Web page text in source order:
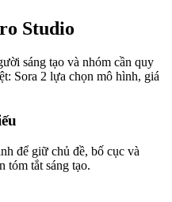
Studio
sáng tạo và nhóm cần quy
Sora 2 lựa chọn mô hình, giá
để giữ chủ đề, bố cục và
tóm tắt sáng tạo.